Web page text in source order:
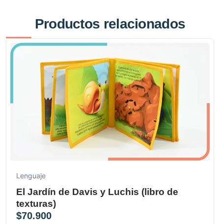
Productos relacionados
Lenguaje
El Jardín de Davis y Luchis (libro de
texturas)
$70.900